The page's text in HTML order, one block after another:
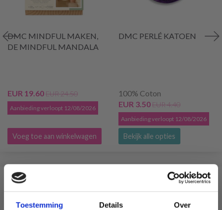
Toestemming Details Over
DMC MINDFUL MAKEN,
DE MINDFUL MANDALA
EUR 19.60EUR 24.50
Aanbieding verloopt 12/08/2026
Voeg toe aan winkelwagen
DMC PERLÉ KATOEN
100% Coton
EUR 3.50EUR 4.40
Aanbieding verloopt 12/08/2026
Bekijk alle opties
VERGELIJKBAAR MET DIT
18% korting